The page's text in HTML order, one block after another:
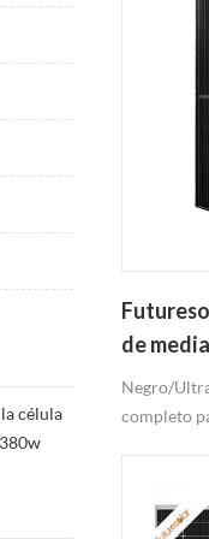
de
mono
Negro/
completo
célula